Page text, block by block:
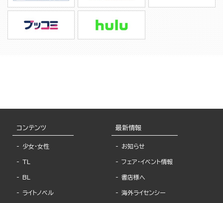
コンテンツ
少女・女性
TL
BL
ライトノベル
最新情報
お知らせ
フェア・イベント情報
書店様へ
海外ライセンシー